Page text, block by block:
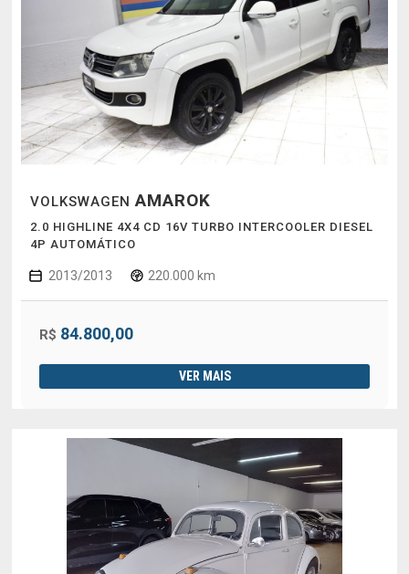
VOLKSWAGENAMAROK
2.0 HIGHLINE 4X4 CD 16V TURBO INTERCOOLER DIESEL
4P AUTOMÁTICO
2013/2013 220.000 km
R$ 84.800,00
VER MAIS